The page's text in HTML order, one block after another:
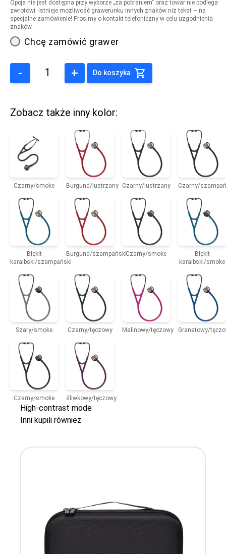
Opcja nie jest dostępna przy wyborze „za pobraniem” oraz towar nie podlega
zwrotowi. Istnieje możliwość grawerunku innych znaków niż tekst – na
specjalne zamówienie! Prosimy o kontakt telefoniczny w celu uzgodnienia
znaków.
Chcę zamówić grawer
- + Do koszyka
Zobacz także inny kolor:
Czarny/smoke Burgund/lustrzany Czarny/lustrzany Czarny/
Błękit
karaibski/szampański
Burgund/szampańskiCzarny/smoke
Błękit
karaibski/smoke
Szary/smoke Czarny/tęczowy Malinowy/tęczowy Granatowy/
Czarny/smoke śliwkowy/tęczowy
High-contrast mode
Inni kupili również